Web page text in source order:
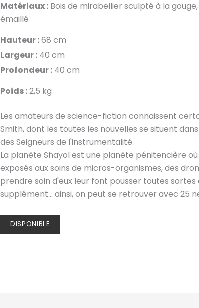
Matériaux : Bois de mirabellier sculpté à la
émaillé
Hauteur :68 cm
Largeur : 40 cm
Profondeur : 40 cm
Poids :2,5 kg
Les amateurs de science-fiction connaissent
Smith, dont les toutes les nouvelles se situent
des Seigneurs de l'instrumentalité.
La planète Shayol est une planète pénitencière
exposés aux soins de micros-organismes, des
prendre soin d'eux leur font pousser toutes sortes
supplément... ainsi, on peut se retrouver avec 25
DISPONIBLE